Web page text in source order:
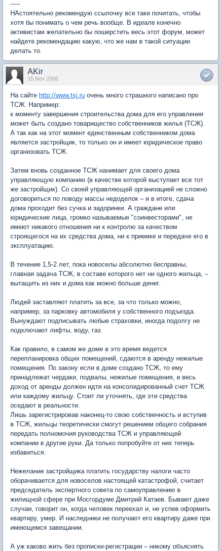
-----
НАстоятельно рекомендую ссылочку все таки почитать, чтобы
хотя бы понимать о чем речь вообще. В идеале конечно
активистам желательно бы пошерстить весь этот форум, может
найдете рекомендацию какую, что же нам в такой ситуации
делать то.
AKir
15 Nov 2006
На сайте http://www.tsj.ru очень много страшного написано про
ТСЖ. Например:
к моменту завершения строительства дома для его управления
может быть создано товарищество собственников жилья (ТСЖ).
А так как на этот момент единственным собственником дома
является застройщик, то только он и имеет юридическое право
организовать ТСЖ.
Затем вновь созданное ТСЖ нанимает для своего дома
управляющую компанию (в качестве которой выступает все тот
же застройщик). Со своей управляющей организацией не сложно
договориться по поводу массы недоделок – и в итоге, сдача
дома проходит без сучка и задоринки. А граждане или
юридические лица, громко называемые "соинвесторами", не
имеют никакого отношения ни к контролю за качеством
строящегося на их средства дома, ни к приемке и передаче его в
эксплуатацию.
В течение 1,5-2 лет, пока новоселы абсолютно бесправны,
главная задача ТСЖ, в составе которого нет ни одного жильца, –
вытащить из них и дома как можно больше денег.
Людей заставляют платить за все, за что только можно,
например, за парковку автомобиля у собственного подъезда.
Вынуждают подписывать любые страховки, иногда подолгу не
подключают лифты, воду, газ.
Как правило, в самом же доме в это время ведется
перепланировка общих помещений, сдаются в аренду нежилые
помещения. По закону если в доме создано ТСЖ, то ему
принадлежат чердаки, подвалы, нежилые помещения, и весь
доход от аренды должен идти на консолидированный счет ТСЖ
или каждому жильцу. Стоит ли уточнять, где эти средства
оседают в реальности.
Лишь зарегистрировав наконец-то свою собственность и вступив
в ТСЖ, жильцы теоретически смогут решением общего собрания
передать полномочия руководства ТСЖ и управляющей
компании в другие руки. Да только попробуйте от них теперь
избавиться.
Нежелание застройщика платить государству налоги часто
оборачивается для новоселов настоящей катастрофой, считает
председатель экспертного совета по самоуправлению в
жилищной сфере при Мосгордуме Дмитрий Катаев. Бывают даже
случаи, говорит он, когда человек переехал и, не успев оформить
квартиру, умер. И наследники не получают его квартиру даже при
имеющемся завещании.
А уж каково жить без прописки-регистрации – никому объяснять